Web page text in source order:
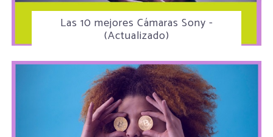
Las 10 mejores Cámaras Sony -
(Actualizado)